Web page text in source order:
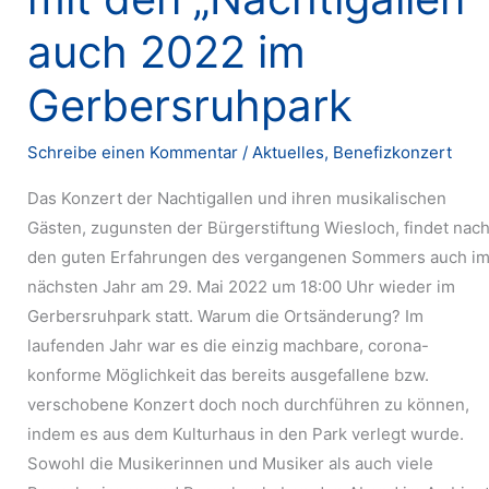
auch 2022 im
Gerbersruhpark
Schreibe einen Kommentar / Aktuelles, Benefizkonzert
Das Konzert der Nachtigallen und ihren musikalischen
Gästen, zugunsten der Bürgerstiftung Wiesloch, findet nach
den guten Erfahrungen des vergangenen Sommers auch im
nächsten Jahr am 29. Mai 2022 um 18:00 Uhr wieder im
Gerbersruhpark statt. Warum die Ortsänderung? Im
laufenden Jahr war es die einzig machbare, corona-
konforme Möglichkeit das bereits ausgefallene bzw.
verschobene Konzert doch noch durchführen zu können,
indem es aus dem Kulturhaus in den Park verlegt wurde.
Sowohl die Musikerinnen und Musiker als auch viele